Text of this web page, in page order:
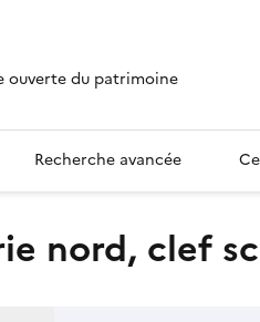
ouverte du patrimoine
Recherche avancée
nord, clef